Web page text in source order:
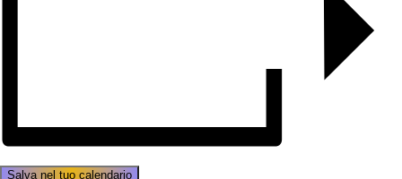
Salva nel tuo calendario